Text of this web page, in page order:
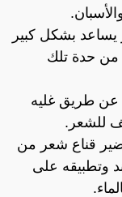
بشكل كبير
من حدة تلك
عن طريق غليه
للشعر.
قناع شعر من
وتطبيقه على